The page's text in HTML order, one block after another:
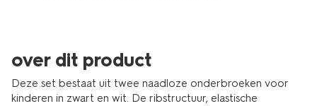
over dit product
Deze set bestaat uit twee naadloze onderbroeken voor
kinderen in zwart en wit. De ribstructuur, elastische